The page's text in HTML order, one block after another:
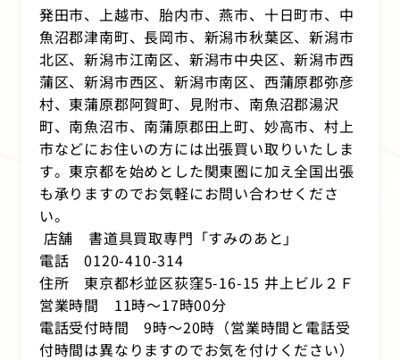
発田市、上越市、胎内市、燕市、十日町市、中
魚沼郡津南町、長岡市、新潟市秋葉区、新潟市
北区、新潟市江南区、新潟市中央区、新潟市西
蒲区、新潟市西区、新潟市南区、西蒲原郡弥彦
村、東蒲原郡阿賀町、見附市、南魚沼郡湯沢
町、南魚沼市、南蒲原郡田上町、妙高市、村上
市などにお住いの方には出張買い取りいたしま
す。東京都を始めとした関東圏に加え全国出張
も承りますのでお気軽にお問い合わせくださ
い。
店舗 書道具買取専門「すみのあと」
電話 0120-410-314
住所 東京都杉並区荻窪5-16-15 井上ビル２Ｆ
営業時間 11時～17時00分
電話受付時間 9時～20時（営業時間と電話受
付時間は異なりますのでお気を付けください）